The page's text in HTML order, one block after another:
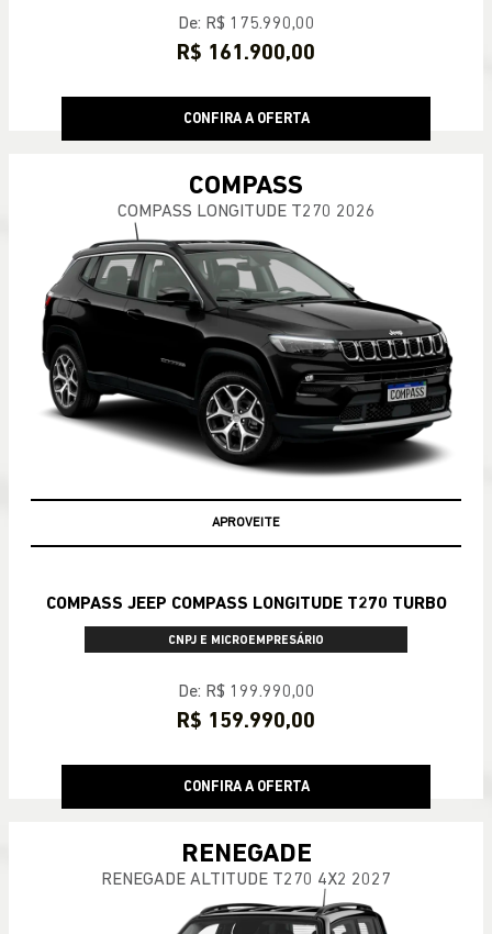
De: R$ 175.990,00
R$ 161.900,00
CONFIRA A OFERTA
COMPASS
COMPASS LONGITUDE T270 2026
APROVEITE
COMPASS JEEP COMPASS LONGITUDE T270 TURBO
CNPJ E MICROEMPRESÁRIO
De: R$ 199.990,00
R$ 159.990,00
CONFIRA A OFERTA
RENEGADE
RENEGADE ALTITUDE T270 4X2 2027